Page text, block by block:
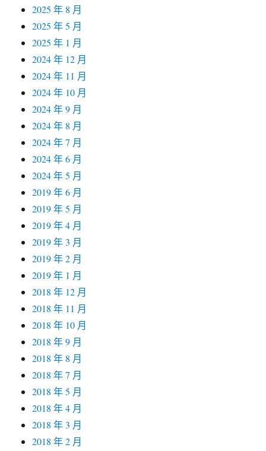
2025 年 8 月
2025 年 5 月
2025 年 1 月
2024 年 12 月
2024 年 11 月
2024 年 10 月
2024 年 9 月
2024 年 8 月
2024 年 7 月
2024 年 6 月
2024 年 5 月
2019 年 6 月
2019 年 5 月
2019 年 4 月
2019 年 3 月
2019 年 2 月
2019 年 1 月
2018 年 12 月
2018 年 11 月
2018 年 10 月
2018 年 9 月
2018 年 8 月
2018 年 7 月
2018 年 5 月
2018 年 4 月
2018 年 3 月
2018 年 2 月